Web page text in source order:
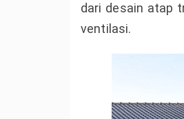
dari desain atap
ventilasi.